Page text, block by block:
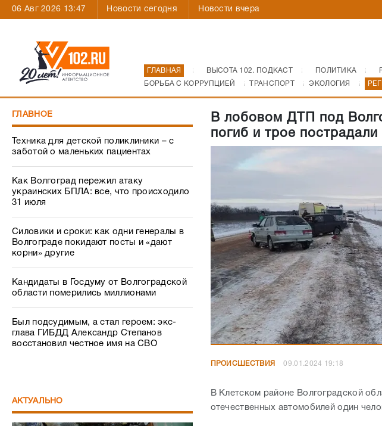
06 Авг 2026 13:47 Новости сегодня Новости вчера
ГЛАВНАЯ ВЫСОТА 102. ПОДКАСТ ПОЛИТИКА
БОРЬБА С КОРРУПЦИЕЙ
ТРАНСПОРТ ЭКОЛОГИЯ
ГЛАВНОЕ
Техника для детской поликлиники – с
заботой о маленьких пациентах
Как Волгоград пережил атаку
украинских БПЛА: все, что происходило
31 июля
Силовики и сроки: как одни генералы в
Волгограде покидают посты и «дают
корни» другие
Кандидаты в Госдуму от Волгоградской
области померились миллионами
Был подсудимым, а стал героем: экс-
глава ГИБДД Александр Степанов
восстановил честное имя на СВО
АКТУАЛЬНО
В лобовом ДТП под
погиб и трое пострадали
ПРОИСШЕСТВИЯ 09.01.2024 19:18
В Клетском районе Волгоградской
отечественных автомобилей один